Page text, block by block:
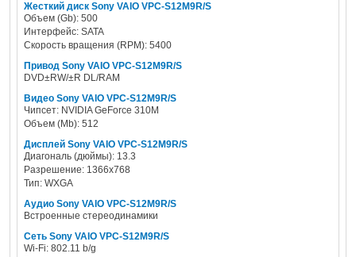
Жесткий диск Sony VAIO VPC-S12M9R/S
Объем (Gb): 500
Интерфейс: SATA
Скорость вращения (RPM): 5400
Привод Sony VAIO VPC-S12M9R/S
DVD±RW/±R DL/RAM
Видео Sony VAIO VPC-S12M9R/S
Чипсет: NVIDIA GeForce 310M
Объем (Mb): 512
Дисплей Sony VAIO VPC-S12M9R/S
Диагональ (дюймы): 13.3
Разрешение: 1366x768
Тип: WXGA
Аудио Sony VAIO VPC-S12M9R/S
Встроенные стереодинамики
Сеть Sony VAIO VPC-S12M9R/S
Wi-Fi: 802.11 b/g